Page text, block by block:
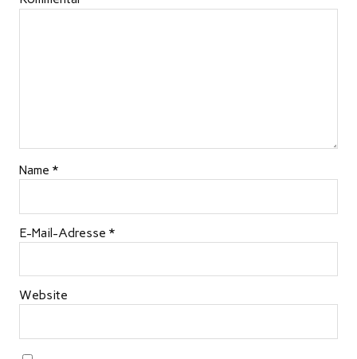
Name *
E-Mail-Adresse *
Website